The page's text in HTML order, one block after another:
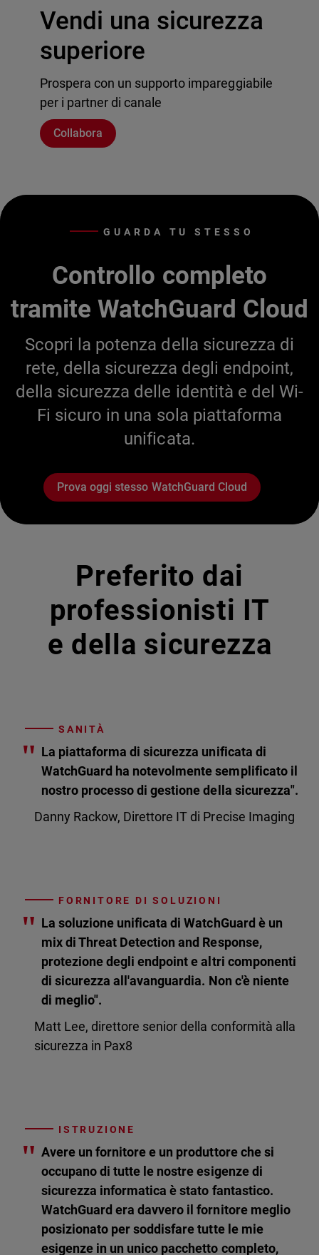
Vendi una sicurezza
superiore
Prospera con un supporto impareggiabile
per i partner di canale
Collabora
GUARDA TU STESSO
Controllo completo
tramite WatchGuard Cloud
Scopri la potenza della sicurezza di
rete, della sicurezza degli endpoint,
della sicurezza delle identità e del Wi-
Fi sicuro in una sola piattaforma
unificata.
Prova oggi stesso WatchGuard Cloud
Preferito dai
professionisti IT
e della sicurezza
SANITÀ
" La piattaforma di sicurezza unificata di
WatchGuard ha notevolmente semplificato il
nostro processo di gestione della sicurezza".
Danny Rackow, Direttore IT di Precise Imaging
FORNITORE DI SOLUZIONI
" La soluzione unificata di WatchGuard è un
mix di Threat Detection and Response,
protezione degli endpoint e altri componenti
di sicurezza all'avanguardia. Non c'è niente
di meglio".
Matt Lee, direttore senior della conformità alla
sicurezza in Pax8
ISTRUZIONE
" Avere un fornitore e un produttore che si
occupano di tutte le nostre esigenze di
sicurezza informatica è stato fantastico.
WatchGuard era davvero il fornitore meglio
posizionato per soddisfare tutte le mie
esigenze in un unico pacchetto completo,